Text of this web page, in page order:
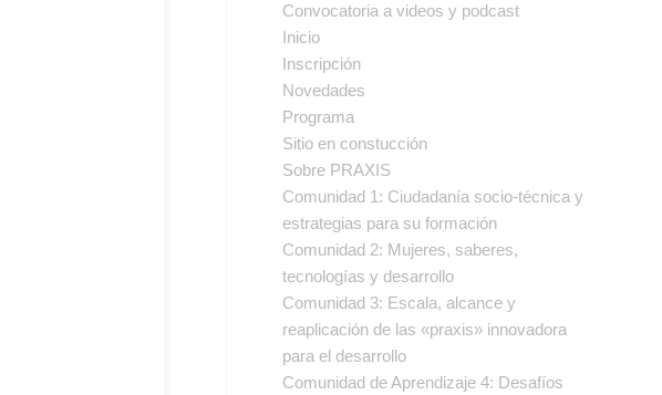
Convocatoria a videos y podcast
Inicio
Inscripción
Novedades
Programa
Sitio en constucción
Sobre PRAXIS
Comunidad 1: Ciudadanía socio-técnica y
estrategias para su formación
Comunidad 2: Mujeres, saberes,
tecnologías y desarrollo
Comunidad 3: Escala, alcance y
reaplicación de las «praxis» innovadora
para el desarrollo
Comunidad de Aprendizaje 4: Desafíos